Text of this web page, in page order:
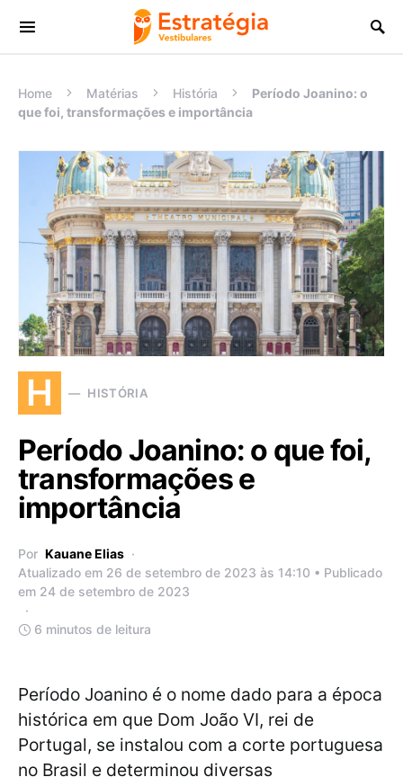
Procurar:
Home Matérias História
Período Joanino: o
que foi, transformações e importância
H HISTÓRIA
Período Joanino: o que foi,
transformações e
importância
Por Kauane Elias
Atualizado em 26 de setembro de 2023 às 14:10 • Publicado
em 24 de setembro de 2023
6 minutos de leitura
Período Joanino é o nome dado para a época
histórica em que Dom João VI, rei de
Portugal, se instalou com a corte portuguesa
no Brasil e determinou diversas